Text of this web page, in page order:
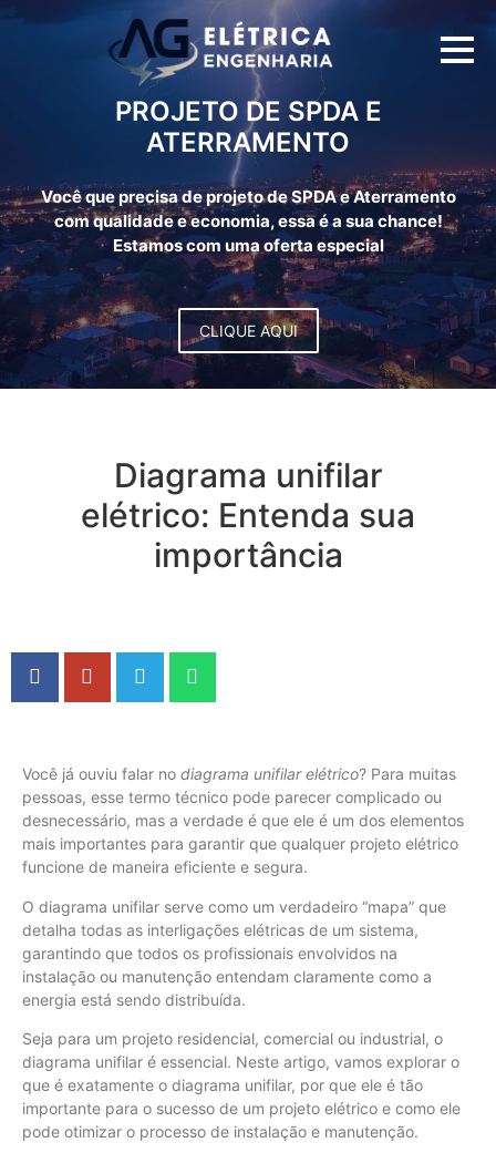
PROJETO DE SPDA E
ATERRAMENTO
Você que precisa de projeto de SPDA e Aterramento
com qualidade e economia, essa é a sua chance!
Estamos com uma oferta especial
CLIQUE AQUI
Diagrama unifilar
elétrico: Entenda sua
importância
Você já ouviu falar no diagrama unifilar elétrico? Para muitas
pessoas, esse termo técnico pode parecer complicado ou
desnecessário, mas a verdade é que ele é um dos elementos
mais importantes para garantir que qualquer projeto elétrico
funcione de maneira eficiente e segura.
O diagrama unifilar serve como um verdadeiro “mapa” que
detalha todas as interligações elétricas de um sistema,
garantindo que todos os profissionais envolvidos na
instalação ou manutenção entendam claramente como a
energia está sendo distribuída.
Seja para um projeto residencial, comercial ou industrial, o
diagrama unifilar é essencial. Neste artigo, vamos explorar o
que é exatamente o diagrama unifilar, por que ele é tão
importante para o sucesso de um projeto elétrico e como ele
pode otimizar o processo de instalação e manutenção.